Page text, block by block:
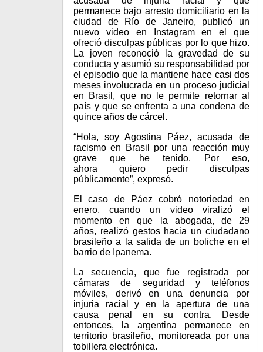
permanece bajo arresto domiciliario en la
ciudad de Río de Janeiro, publicó un
nuevo video en Instagram en el que
ofreció disculpas públicas por lo que hizo.
La joven reconoció la gravedad de su
conducta y asumió su responsabilidad por
el episodio que la mantiene hace casi dos
meses involucrada en un proceso judicial
en Brasil, que no le permite retornar al
país y que se enfrenta a una condena de
quince años de cárcel.
“Hola, soy Agostina Páez, acusada de
racismo en Brasil por una reacción muy
grave que he tenido. Por eso,
ahora quiero pedir disculpas
públicamente”, expresó.
El caso de Páez cobró notoriedad en
enero, cuando un video viralizó el
momento en que la abogada, de 29
años, realizó gestos hacia un ciudadano
brasileño a la salida de un boliche en el
barrio de Ipanema.
La secuencia, que fue registrada por
cámaras de seguridad y teléfonos
móviles, derivó en una denuncia por
injuria racial y en la apertura de una
causa penal en su contra. Desde
entonces, la argentina permanece en
territorio brasileño, monitoreada por una
tobillera electrónica.